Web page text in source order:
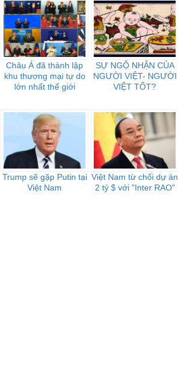
Châu Á đã thành lập
khu thương mại tự do
lớn nhất thế giới
SỰ NGỘ NHẬN CỦA
NGƯỜI VIỆT- NGƯỜI
VIỆT TỐT?
Trump sẽ gặp Putin tại
Việt Nam
Việt Nam từ chối dự án
2 tỷ $ với "Inter RAO"